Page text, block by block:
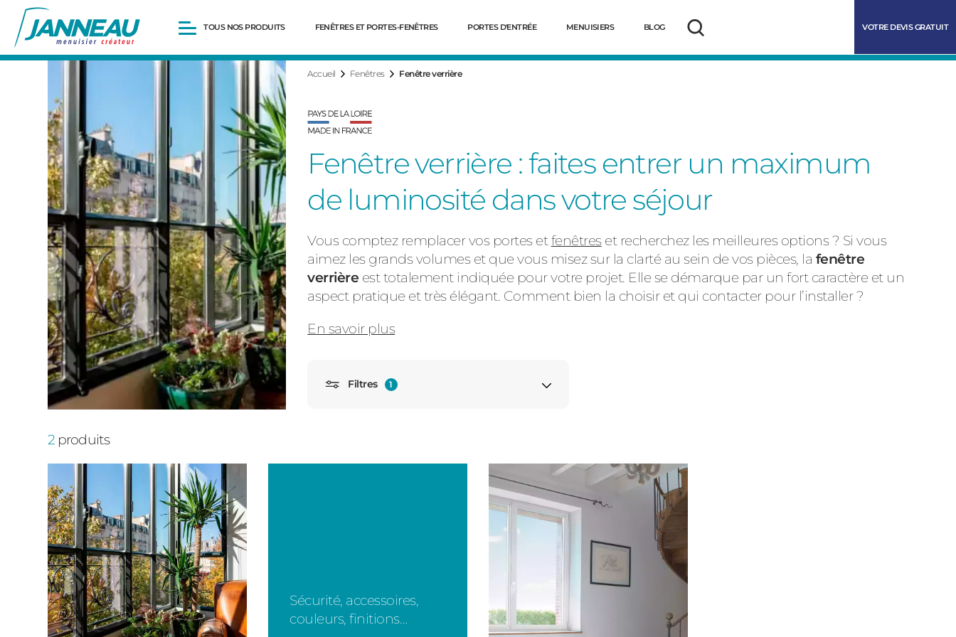
TOUS NOS PRODUITS
Consulter
Baies vitrées
Portes d’entrée
Démarrer
Volets roulants
Découvrez
Pergolas
Portails et portillons
Carports
Clôtures
FENÊTRES ET PORTES-FENÊTRES PORTES D'ENTRÉE MENUISIERS BLOG
Rechercher
VOTRE DEVIS GRATUIT
Accueil Fenêtres Fenêtre verrière
Fenêtre verrière : faites entrer un maximum
de luminosité dans votre séjour
Vous comptez remplacer vos portes etfenêtreset recherchez les meilleures options ? Si vous
aimez les grands volumes et que vous misez sur la clarté au sein de vos pièces, la fenêtre
verrière est totalement indiquée pour votre projet. Elle se démarque par un fort caractère et un
aspect pratique et très élégant. Comment bien la choisir et qui contacter pour l’installer ?
En savoir plus
Filtres 1
Fenêtre triangle
Fenêtre rectangulaire
2 produits
Sécurité, accessoires,
couleurs, finitions…